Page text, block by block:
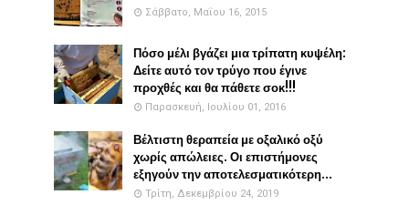
Σάββατο, Μαΐου 16, 2015
Πόσο μέλι βγάζει μια τρίπατη κυψέλη:
Δείτε αυτό τον τρύγο που έγινε
προχθές και θα πάθετε σοκ!!!
Παρασκευή, Ιουλίου 01, 2016
Βέλτιστη θεραπεία με οξαλικό οξύ
χωρίς απώλειες. Οι επιστήμονες
εξηγούν την αποτελεσματικότερη...
Τρίτη, Δεκεμβρίου 24, 2019